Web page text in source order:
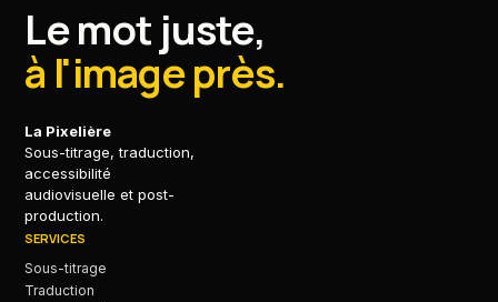
Le mot juste,
à l'image près.
La Pixelière
Sous-titrage, traduction,
accessibilité
audiovisuelle et post-
production.
SERVICES
Sous-titrage
Traduction